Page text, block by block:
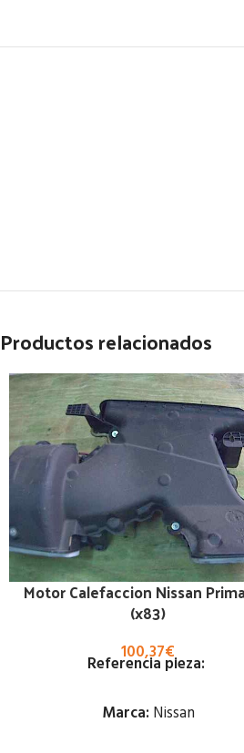
Productos relacionados
Motor Calefaccion Nissan
(x83)
100,37€
Referencia pieza:
Marca: Nissan